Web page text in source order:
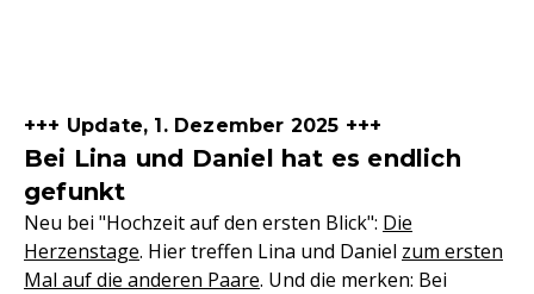
+++ Update, 1. Dezember 2025 +++
Bei Lina und Daniel hat es endlich
gefunkt
Neu bei "Hochzeit auf den ersten Blick": Die
Herzenstage. Hier treffen Lina und Daniel zum ersten
Mal auf die anderen Paare. Und die merken: Bei